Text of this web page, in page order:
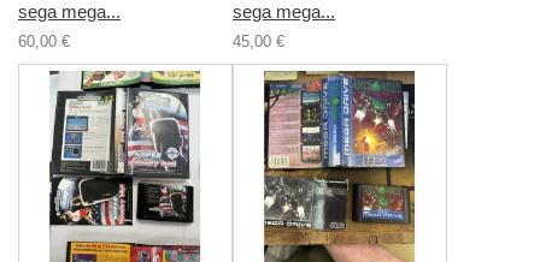
sega mega...
60,00 €
sega mega...
45,00 €